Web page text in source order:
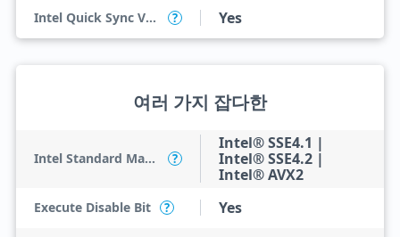
Intel Quick Sync Video ? Yes
여러 가지 잡다한
Intel Standard Manageability (ISM) ?
Intel® SSE4.1 |
Intel® SSE4.2 |
Intel® AVX2
Execute Disable Bit ? Yes